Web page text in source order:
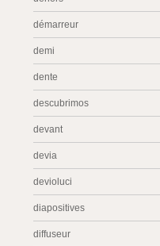
démarreur
demi
dente
descubrimos
devant
devia
devioluci
diapositives
diffuseur